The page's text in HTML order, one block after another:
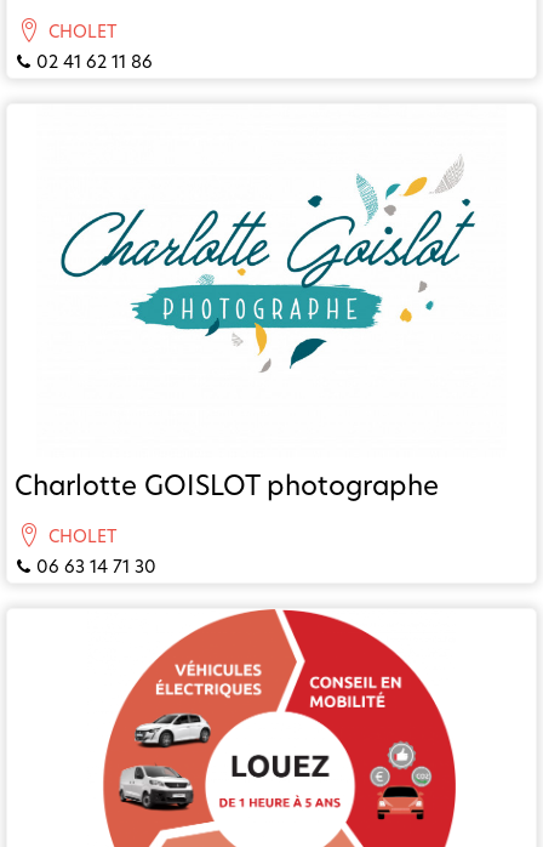
CHOLET
02 41 62 11 86
Charlotte GOISLOT photographe
CHOLET
06 63 14 71 30